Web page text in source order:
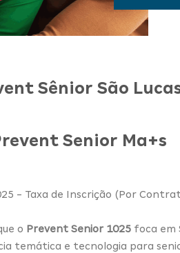
Sênior São
Senior Ma+s
- Taxa de Inscrição (Por
o Prevent Senior 1025 foca em
temática e tecnologia para